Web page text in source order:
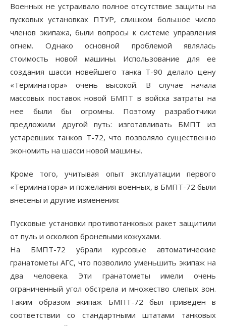
Военных не устраивало полное отсутствие защиты на
пусковых установках ПТУР, слишком большое число
членов экипажа, были вопросы к системе управления
огнем. Однако основной проблемой являлась
стоимость новой машины. Использование для ее
создания шасси новейшего танка Т-90 делало цену
«Терминатора» очень высокой. В случае начала
массовых поставок новой БМПТ в войска затраты на
нее были бы огромны. Поэтому разработчики
предложили другой путь: изготавливать БМПТ из
устаревших танков Т-72, что позволяло существенно
экономить на шасси новой машины.
Кроме того, учитывая опыт эксплуатации первого
«Терминатора» и пожелания военных, в БМПТ-72 были
внесены и другие изменения:
Пусковые установки противотанковых ракет защитили
от пуль и осколков броневыми кожухами.
На БМПТ-72 убрали курсовые автоматические
гранатометы АГС, что позволило уменьшить экипаж на
два человека. Эти гранатометы имели очень
ограниченный угол обстрела и множество слепых зон.
Таким образом экипаж БМПТ-72 был приведен в
соответствии со стандартными штатами танковых